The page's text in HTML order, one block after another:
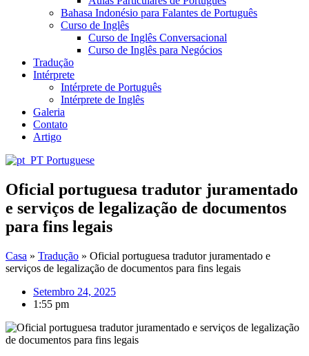
Bahasa Indonésio para Falantes de Português
Curso de Inglês
Curso de Inglês Conversacional
Curso de Inglês para Negócios
Tradução
Intérprete
Intérprete de Português
Intérprete de Inglês
Galeria
Contato
Artigo
Portuguese
Oficial portuguesa tradutor juramentado
e serviços de legalização de documentos
para fins legais
Casa » Tradução » Oficial portuguesa tradutor juramentado e
serviços de legalização de documentos para fins legais
Setembro 24, 2025
1:55 pm